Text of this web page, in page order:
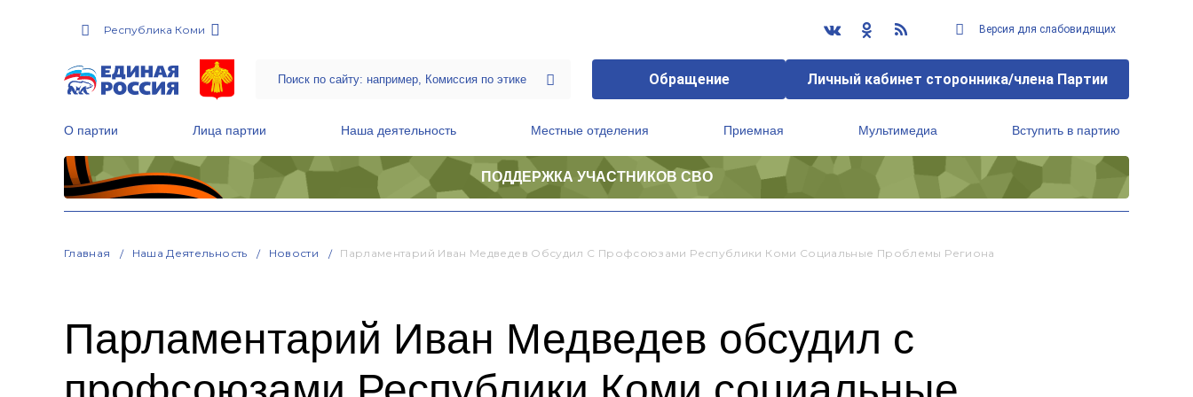
Республика Коми Версия для слабовидящих
Обращение Личный кабинет сторонника/члена Партии
О партии Лица партии Наша деятельность Местные отделения Приемная Мультимедиа Вступить в партию
ПОДДЕРЖКА УЧАСТНИКОВ СВО
Главная Наша Деятельность Новости Парламентарий Иван Медведев Обсудил С Профсоюзами Республики Коми Социальные Проблемы Региона
Парламентарий Иван Медведев обсудил с